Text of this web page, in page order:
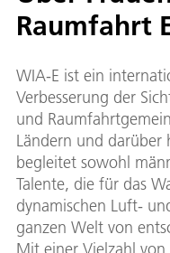
Raumfahrt
WIA-E ist ein
Verbesserung der
und
Ländern und darüber
begleitet sowohl
Talente, die für das
dynamischen Luft-
ganzen Welt von